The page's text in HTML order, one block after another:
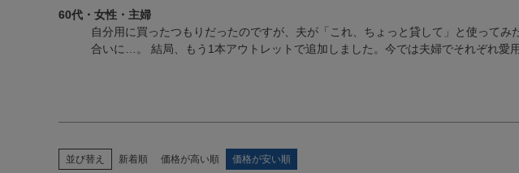
60代・女性・主婦
自分用に買ったつもりだったのですが、夫が「これ、ちょっと貸して」と使って
合いに…。 結局、もう1本アウトレットで追加しました。今では夫婦でそれぞれ愛
並び替え 新着順 価格が高い順 価格が安い順